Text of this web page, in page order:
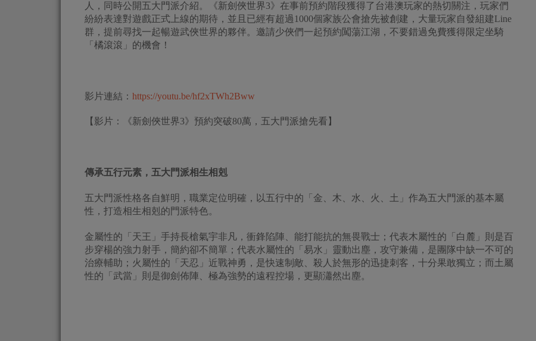
人，同時公開五大門派介紹。《新劍俠世界3》在事前預約階段獲得了台港澳玩家的熱切關注，玩家們
紛紛表達對遊戲正式上線的期待，並且已經有超過1000個家族公會搶先被創建，大量玩家自發組建Line
群，提前尋找一起暢遊武俠世界的夥伴。邀請少俠們一起預約闖蕩江湖，不要錯過免費獲得限定坐騎
「橘滾滾」的機會！
影片連結： https://youtu.be/hf2xTWh2Bww
【影片：《新劍俠世界3》預約突破80萬，五大門派搶先看】
傳承五行元素，五大門派相生相剋
五大門派性格各自鮮明，職業定位明確，以五行中的「金、木、水、火、土」作為五大門派的基本屬
性，打造相生相剋的門派特色。
金屬性的「天王」手持長槍氣宇非凡，衝鋒陷陣、能打能抗的無畏戰士；代表木屬性的「白麓」則是百
步穿楊的強力射手，簡約卻不簡單；代表水屬性的「易水」靈動出塵，攻守兼備，是團隊中缺一不可的
治療輔助；火屬性的「天忍」近戰神勇，是快速制敵、殺人於無形的迅捷刺客，十分果敢獨立；而土屬
性的「武當」則是御劍佈陣、極為強勢的遠程控場，更顯瀟然出塵。